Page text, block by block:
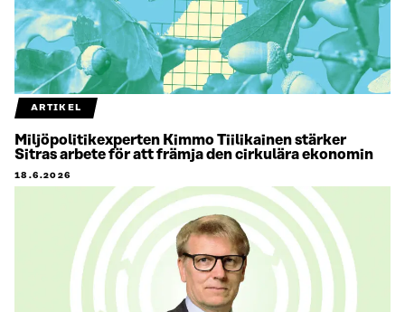
ARTIKEL
Miljöpolitikexperten Kimmo Tiilikainen stärker
Sitras arbete för att främja den cirkulära ekonomin
18.6.2026